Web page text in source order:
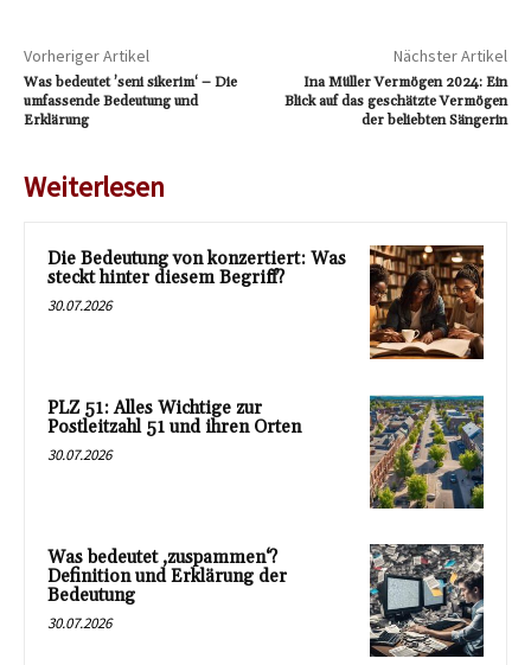
Vorheriger Artikel
Was bedeutet ’seni sikerim‘ – Die
umfassende Bedeutung und
Erklärung
Nächster Artikel
Ina Müller Vermögen 2024: Ein
Blick auf das geschätzte Vermögen
der beliebten Sängerin
Weiterlesen
Die Bedeutung von konzertiert: Was
steckt hinter diesem Begriff?
30.07.2026
PLZ 51: Alles Wichtige zur
Postleitzahl 51 und ihren Orten
30.07.2026
Was bedeutet ‚zuspammen‘?
Definition und Erklärung der
Bedeutung
30.07.2026